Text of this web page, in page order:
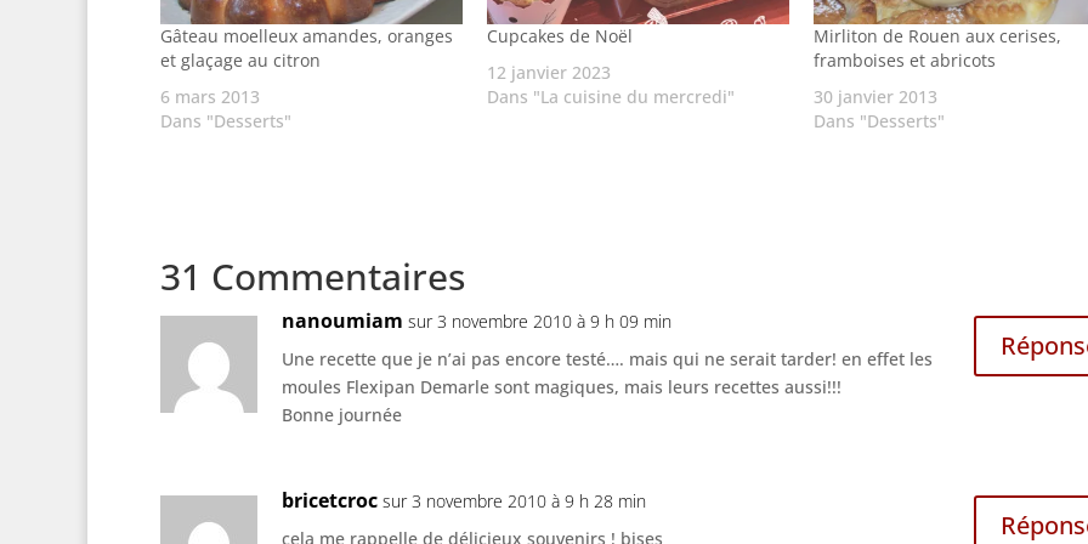
Gâteau moelleux amandes, oranges
et glaçage au citron
6 mars 2013
Dans "Desserts"
Cupcakes de Noël
12 janvier 2023
Dans "La cuisine du mercredi"
Mirliton de Rouen aux cerises,
framboises et abricots
30 janvier 2013
Dans "Desserts"
31 Commentaires
nanoumiam sur 3 novembre 2010 à 9 h 09 min
Une recette que je n’ai pas encore testé…. mais qui ne serait tarder! en effet les
moules Flexipan Demarle sont magiques, mais leurs recettes aussi!!!
Bonne journée
bricetcroc sur 3 novembre 2010 à 9 h 28 min
cela me rappelle de délicieux souvenirs ! bises